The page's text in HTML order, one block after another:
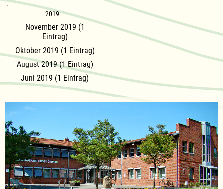
2019
November 2019 (1
Eintrag)
Oktober 2019 (1 Eintrag)
August 2019 (1 Eintrag)
Juni 2019 (1 Eintrag)